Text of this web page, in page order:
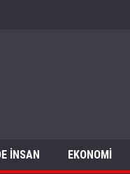
İNSAN EKONOMİ